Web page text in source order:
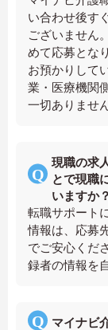
い合わせ後す
ございません
めて応募とな
お預かりして
業・医療機関
一切ありませ
現職の求
とで現職
いますか？
転職サポート
情報は、応募
でご安心くだ
録者の情報を
マイナビ